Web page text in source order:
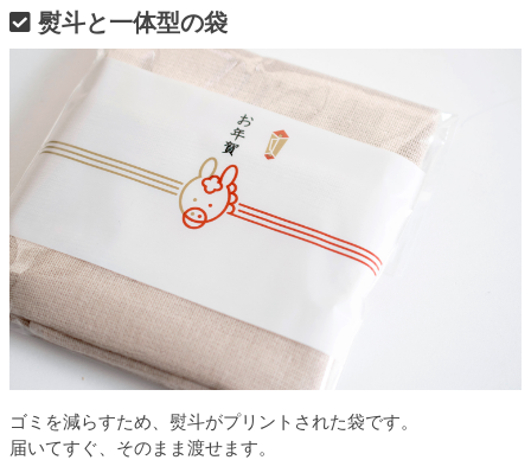
熨斗と一体型の袋
ゴミを減らすため、熨斗がプリントされた袋です。
届いてすぐ、そのまま渡せます。